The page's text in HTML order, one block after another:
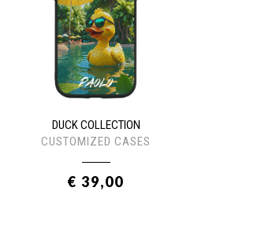
DUCK COLLECTION
CUSTOMIZED CASES
€ 39,00